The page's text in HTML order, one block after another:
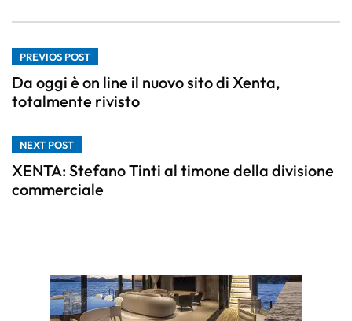
PREVIOS POST
Da oggi è on line il nuovo sito di Xenta,
totalmente rivisto
NEXT POST
XENTA: Stefano Tinti al timone della divisione
commerciale